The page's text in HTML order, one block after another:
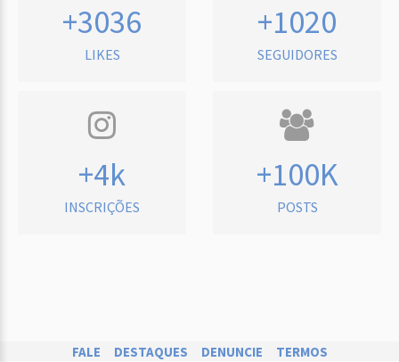
+3036
LIKES
+1020
SEGUIDORES
+4k
INSCRIÇÕES
+100K
POSTS
FALE DESTAQUES DENUNCIE TERMOS